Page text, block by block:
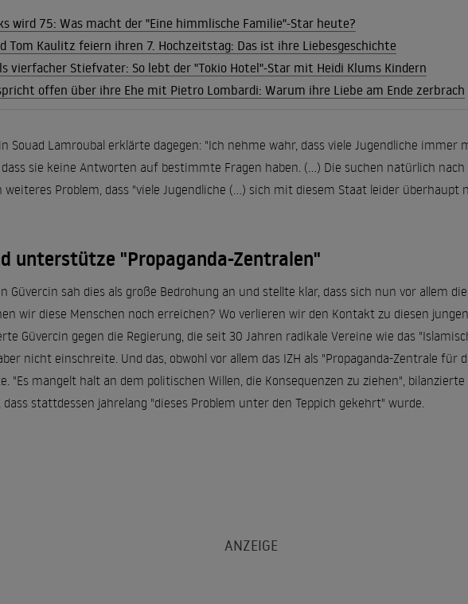
wird 75: Was macht der "Eine himmlische Familie"-Star heute?
Tom Kaulitz feiern ihren 7. Hochzeitstag: Das ist ihre Liebesgeschichte
vierfacher Stiefvater: So lebt der "Tokio Hotel"-Star mit Heidi Klums Kindern
offen über ihre Ehe mit Pietro Lombardi: Warum ihre Liebe am Ende zerbrach
Souad Lamroubal erklärte dagegen: "Ich nehme wahr, dass viele Jugendliche immer
sie keine Antworten auf bestimmte Fragen haben. (...) Die suchen natürlich nach
weiteres Problem, dass "viele Jugendliche (...) sich mit diesem Staat leider
unterstütze "Propaganda-Zentralen"
Güvercin sah dies als große Bedrohung an und stellte klar, dass sich nun vor allem
wir diese Menschen noch erreichen? Wo verlieren wir den Kontakt zu diesen
Güvercin gegen die Regierung, die seit 30 Jahren radikale Vereine wie das
nicht einschreite. Und das, obwohl vor allem das IZH als "Propaganda-Zentrale für
"Es mangelt halt an dem politischen Willen, die Konsequenzen zu ziehen", bilanzierte
stattdessen jahrelang "dieses Problem unter den Teppich gekehrt" wurde.